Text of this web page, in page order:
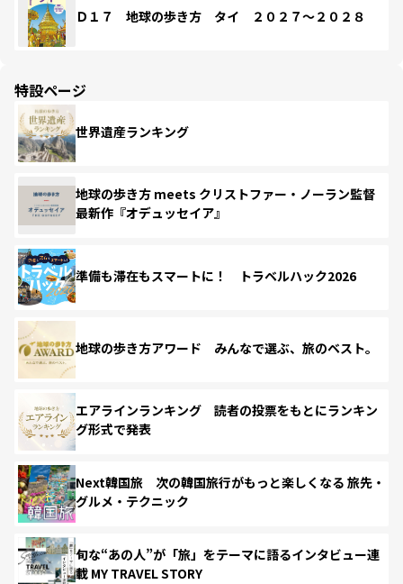
Ｄ１７ 地球の歩き方 タイ ２０２７～２０２８
特設ページ
世界遺産ランキング
地球の歩き方 meets クリストファー・ノーラン監督
最新作『オデュッセイア』
準備も滞在もスマートに！ トラベルハック2026
地球の歩き方アワード みんなで選ぶ、旅のベスト。
エアラインランキング 読者の投票をもとにランキン
グ形式で発表
Next韓国旅 次の韓国旅行がもっと楽しくなる 旅先・
グルメ・テクニック
旬な“あの人”が「旅」をテーマに語るインタビュー連
載 MY TRAVEL STORY